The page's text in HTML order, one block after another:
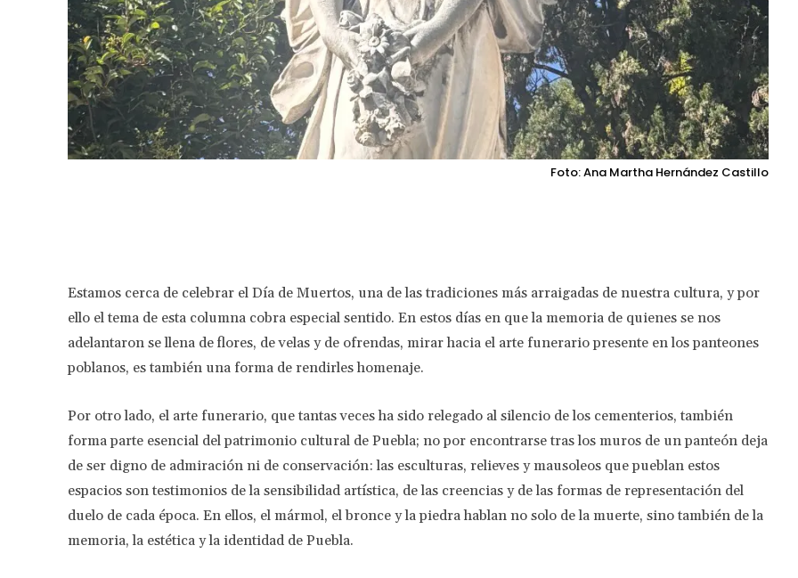
Foto: Ana Martha Hernández Castillo
Estamos cerca de celebrar el Día de Muertos, una de las tradiciones más arraigadas de nuestra cultura, y por
ello el tema de esta columna cobra especial sentido. En estos días en que la memoria de quienes se nos
adelantaron se llena de flores, de velas y de ofrendas, mirar hacia el arte funerario presente en los panteones
poblanos, es también una forma de rendirles homenaje.
Por otro lado, el arte funerario, que tantas veces ha sido relegado al silencio de los cementerios, también
forma parte esencial del patrimonio cultural de Puebla; no por encontrarse tras los muros de un panteón deja
de ser digno de admiración ni de conservación: las esculturas, relieves y mausoleos que pueblan estos
espacios son testimonios de la sensibilidad artística, de las creencias y de las formas de representación del
duelo de cada época. En ellos, el mármol, el bronce y la piedra hablan no solo de la muerte, sino también de la
memoria, la estética y la identidad de Puebla.